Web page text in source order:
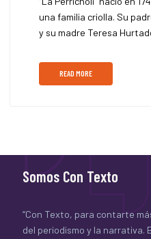
una familia criolla. Su
y su madre Teresa
READ MORE
Somos Con Texto
“Con Texto, para contarte
del periodismo y la narrativa.